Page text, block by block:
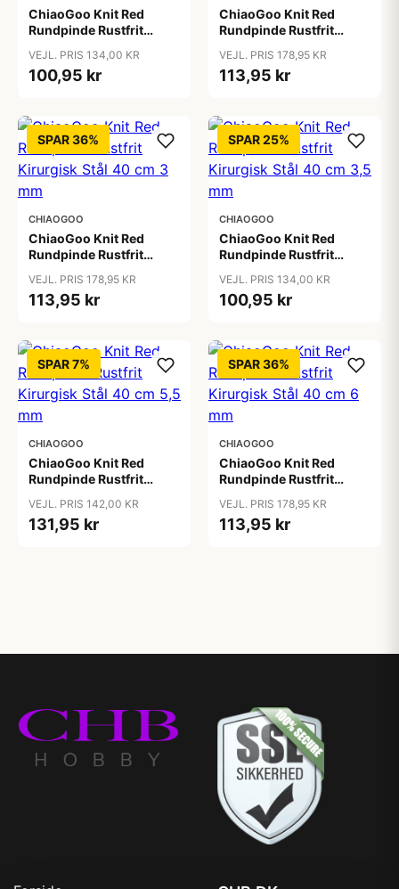
ChiaoGoo Knit Red
Rundpinde Rustfrit
mm
VEJL. PRIS 134,00 KR
100,95 kr
ChiaoGoo Knit Red
Rundpinde Rustfrit
mm
VEJL. PRIS 178,95 KR
113,95 kr
SPAR 36%
CHIAOGOO
ChiaoGoo Knit Red
Rundpinde Rustfrit
mm
VEJL. PRIS 178,95 KR
113,95 kr
SPAR 25%
CHIAOGOO
ChiaoGoo Knit Red
Rundpinde Rustfrit
mm
VEJL. PRIS 134,00 KR
100,95 kr
SPAR 7%
CHIAOGOO
ChiaoGoo Knit Red
Rundpinde Rustfrit
mm
VEJL. PRIS 142,00 KR
131,95 kr
SPAR 36%
CHIAOGOO
ChiaoGoo Knit Red
Rundpinde Rustfrit
mm
VEJL. PRIS 178,95 KR
113,95 kr